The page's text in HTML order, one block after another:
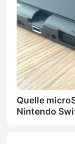
Quelle
Nintendo